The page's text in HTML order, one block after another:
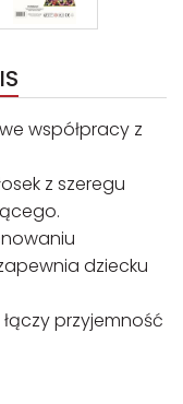
współpracy z
z szeregu
dziecku
przyjemność